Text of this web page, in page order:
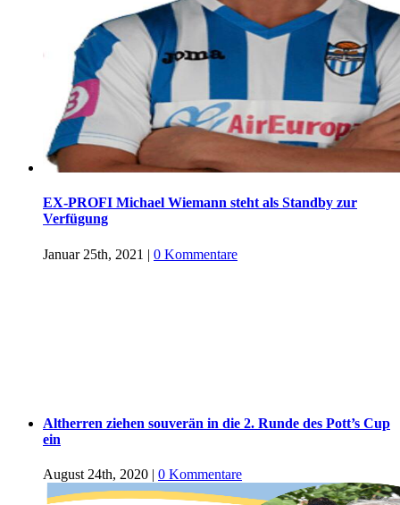
EX-PROFI Michael Wiemann steht als Standby zur
Verfügung
Januar 25th, 2021 | 0 Kommentare
Altherren ziehen souverän in die 2. Runde des Pott’s Cup
ein
August 24th, 2020 | 0 Kommentare